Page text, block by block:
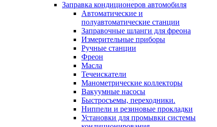
Заправка кондиционеров автомобиля
Автоматические и
полуавтоматические станции
Заправочные шланги для фреона
Измерительные приборы
Ручные станции
Фреон
Масла
Течеискатели
Манометрические коллекторы
Вакуумные насосы
Быстросъемы, переходники.
Ниппели и резиновые прокладки
Установки для промывки системы